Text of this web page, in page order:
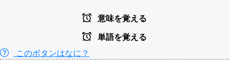
意味を覚える
単語を覚える
このボタンはなに？